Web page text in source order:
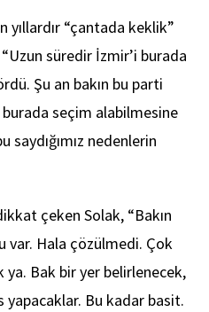
yıllardır “çantada keklik”
süredir İzmir’i burada
Şu an bakın bu parti
burada seçim alabilmesine
saydığımız nedenlerin
çeken Solak, “Bakın
var. Hala çözülmedi. Çok
ya. Bak bir yer belirlenecek,
Bu kadar basit.